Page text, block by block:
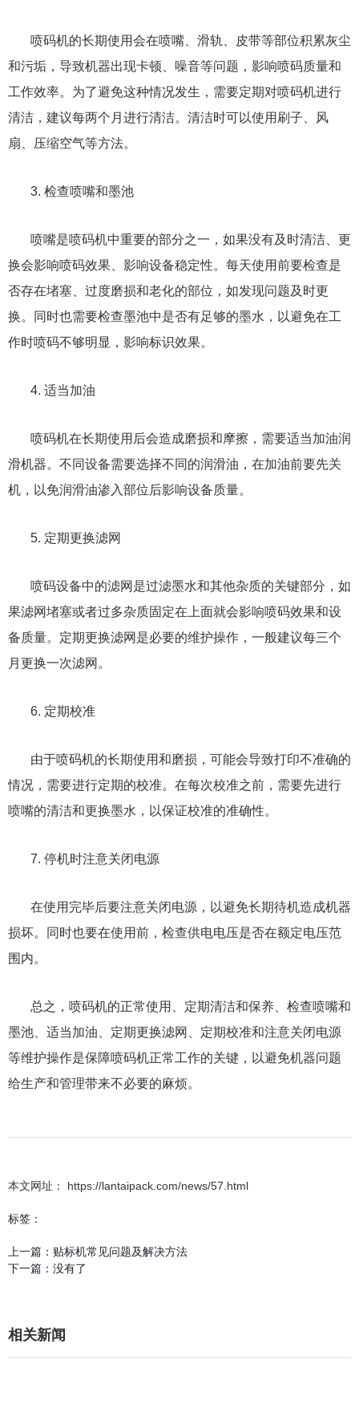
喷码机的长期使用会在喷嘴、滑轨、皮带等部位积累灰尘
和污垢，导致机器出现卡顿、噪音等问题，影响喷码质量和
工作效率。为了避免这种情况发生，需要定期对喷码机进行
清洁，建议每两个月进行清洁。清洁时可以使用刷子、风
扇、压缩空气等方法。
3. 检查喷嘴和墨池
喷嘴是喷码机中重要的部分之一，如果没有及时清洁、更
换会影响喷码效果、影响设备稳定性。每天使用前要检查是
否存在堵塞、过度磨损和老化的部位，如发现问题及时更
换。同时也需要检查墨池中是否有足够的墨水，以避免在工
作时喷码不够明显，影响标识效果。
4. 适当加油
喷码机在长期使用后会造成磨损和摩擦，需要适当加油润
滑机器。不同设备需要选择不同的润滑油，在加油前要先关
机，以免润滑油渗入部位后影响设备质量。
5. 定期更换滤网
喷码设备中的滤网是过滤墨水和其他杂质的关键部分，如
果滤网堵塞或者过多杂质固定在上面就会影响喷码效果和设
备质量。定期更换滤网是必要的维护操作，一般建议每三个
月更换一次滤网。
6. 定期校准
由于喷码机的长期使用和磨损，可能会导致打印不准确的
情况，需要进行定期的校准。在每次校准之前，需要先进行
喷嘴的清洁和更换墨水，以保证校准的准确性。
7. 停机时注意关闭电源
在使用完毕后要注意关闭电源，以避免长期待机造成机器
损坏。同时也要在使用前，检查供电电压是否在额定电压范
围内。
总之，喷码机的正常使用、定期清洁和保养、检查喷嘴和
墨池、适当加油、定期更换滤网、定期校准和注意关闭电源
等维护操作是保障喷码机正常工作的关键，以避免机器问题
给生产和管理带来不必要的麻烦。
本文网址： https://lantaipack.com/news/57.html
标签：
上一篇： 贴标机常见问题及解决方法
下一篇： 没有了
相关新闻